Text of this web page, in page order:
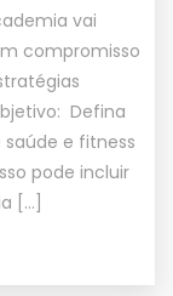
vai
compromisso
Defina
saúde e fitness
pode incluir
[…]